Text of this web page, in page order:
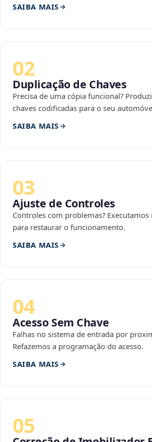
SAIBA MAIS
02
Duplicação de Chaves
Precisa de uma cópia funcional?
chaves codificadas para o seu
SAIBA MAIS
03
Ajuste de Controles
Controles com problemas?
para restaurar o funcionamento.
SAIBA MAIS
04
Acesso Sem Chave
Falhas no sistema de entrada por
Refazemos a programação do acesso.
SAIBA MAIS
05